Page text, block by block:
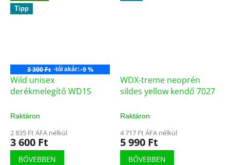
Tipp
3 300 Ft -tól akár:–9 %
Wild unisex
derékmelegítő WD1S
Raktáron
2 835 Ft ÁFA nélkül
3 600 Ft
BŐVEBBEN
WDX-treme neoprén
sildes yellow kendő 7027
Raktáron
4 717 Ft ÁFA nélkül
5 990 Ft
BŐVEBBEN